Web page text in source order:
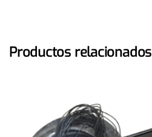
Productos relacionados